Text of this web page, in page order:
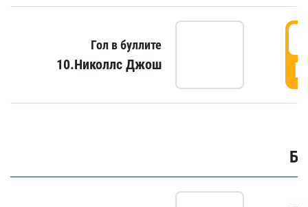
Гол в буллите
10.Николлс Джош